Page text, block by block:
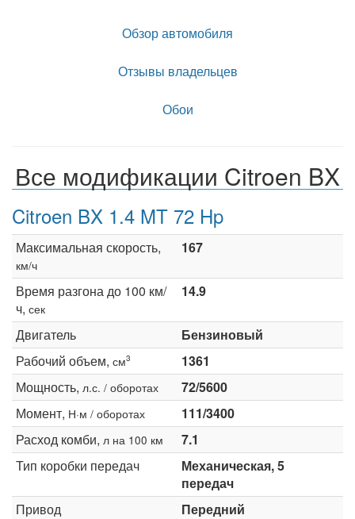
Обзор автомобиля
Отзывы владельцев
Обои
Все модификации Citroen BX
Citroen BX 1.4 MT 72 Hp
Максимальная скорость,
км/ч
167
Время разгона до 100 км/
ч, сек
14.9
Двигатель
Бензиновый
Рабочий объем, см3
1361
Мощность, л.с. / оборотах
72/5600
Момент, Н·м / оборотах
111/3400
Расход комби, л на 100 км
7.1
Тип коробки передач
Механическая, 5
передач
Привод
Передний